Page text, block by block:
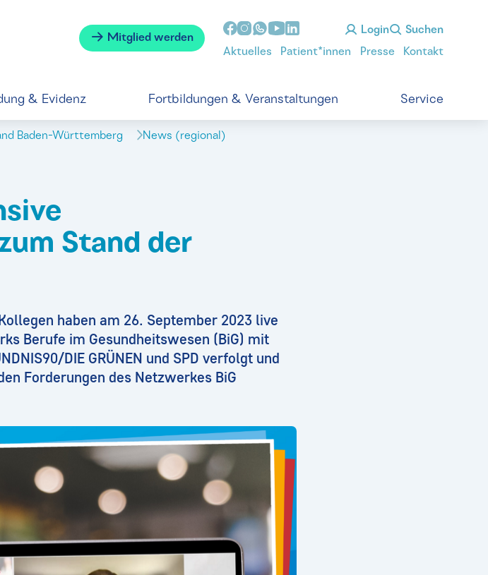
Mitglied werden
Login Suchen
Aktuelles Patient*innen Presse Kontakt
& Evidenz Fortbildungen & Veranstaltungen Service
Baden-Württemberg News (regional)
Stand der
haben am 26. September 2023 live
Berufe im Gesundheitswesen (BiG) mit
DIE GRÜNEN und SPD verfolgt und
Forderungen des Netzwerkes BiG